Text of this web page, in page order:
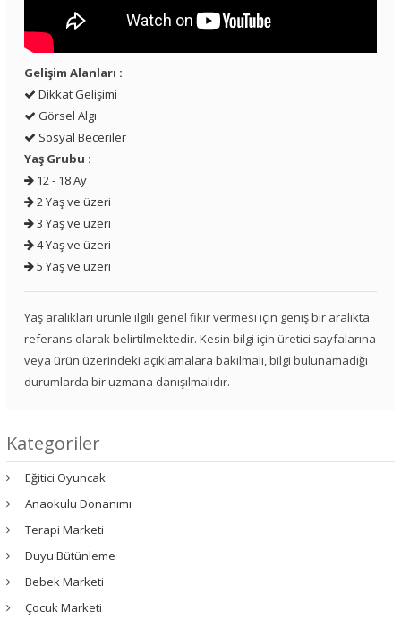
Gelişim Alanları :
Dikkat Gelişimi
Görsel Algı
Sosyal Beceriler
Yaş Grubu :
12 - 18 Ay
2 Yaş ve üzeri
3 Yaş ve üzeri
4 Yaş ve üzeri
5 Yaş ve üzeri
Yaş aralıkları ürünle ilgili genel fikir vermesi için geniş bir aralıkta
referans olarak belirtilmektedir. Kesin bilgi için üretici sayfalarına
veya ürün üzerindeki açıklamalara bakılmalı, bilgi bulunamadığı
durumlarda bir uzmana danışılmalıdır.
Kategoriler
Eğitici Oyuncak
Anaokulu Donanımı
Terapi Marketi
Duyu Bütünleme
Bebek Marketi
Çocuk Marketi